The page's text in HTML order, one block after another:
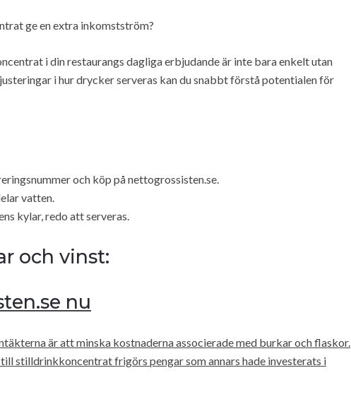
ge en extra inkomstström?
i din restaurangs dagliga erbjudande är inte bara enkelt utan
i hur drycker serveras kan du snabbt förstå potentialen för
och köp på nettogrossisten.se.
vatten.
kylar, redo att serveras.
och vinst:
nu
är att minska kostnaderna associerade med burkar och flaskor.
stilldrinkkoncentrat frigörs pengar som annars hade investerats i